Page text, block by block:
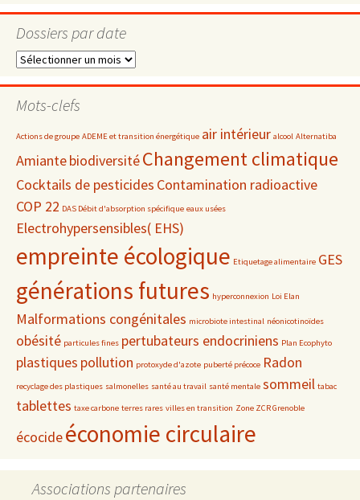
Dossiers par date
Dossiers
date
Mots-clefs
Actions de groupe ADEME et transition énergétique air intérieur alcool Alternatiba
AmiantebiodiversitéChangement climatique
Cocktails de pesticides Contamination radioactive
COP 22 DAS Débit d'absorption spécifique eaux usées
Electrohypersensibles( EHS)
empreinte écologique Etiquetage alimentaire GES
générations futures hyperconnexion Loi Elan
Malformations congénitales microbiote intestinal néonicotinoïdes
obésité particules fines pertubateurs endocriniens Plan Ecophyto
plastiques pollution protoxyde d'azote puberté précoce Radon
recyclage des plastiques salmonelles santé au travail santé mentale sommeil tabac
tablettes taxe carbone terres rares villes en transition Zone ZCR Grenoble
écocideéconomie circulaire
Associations partenaires